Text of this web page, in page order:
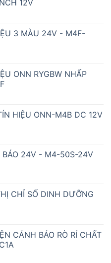
12V
3 MÀU 24V - M4F-
ONN RYGBW NHẤP
HIỆU ONN-M4B DC 12V
BÁO 24V - M4-50S-24V
CHỈ SỐ DINH DƯỠNG
CẢNH BÁO RÒ RỈ CHẤT